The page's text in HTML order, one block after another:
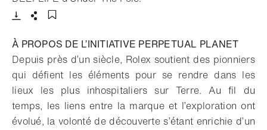
À PROPOS DE L’INITIATIVE PERPETUAL PLANET
Depuis près d’un siècle, Rolex soutient des pionniers
qui défient les éléments pour se rendre dans les
lieux les plus inhospitaliers sur Terre. Au fil du
temps, les liens entre la marque et l’exploration ont
évolué, la volonté de découverte s’étant enrichie d’un